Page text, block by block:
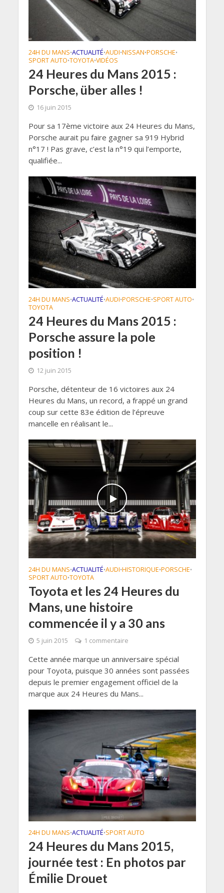
24H DU MANS•ACTUALITÉ•AUDI•NISSAN•PORSCHE•
SPORT AUTO•TOYOTA•VIDÉOS
24 Heures du Mans 2015 :
Porsche, über alles !
16 juin 2015
Pour sa 17ème victoire aux 24 Heures du Mans,
Porsche aurait pu faire gagner sa 919 Hybrid
n°17 ! Pas grave, c’est la n°19 qui l’emporte,
qualifiée...
24H DU MANS•ACTUALITÉ•AUDI•PORSCHE•SPORT AUTO•
TOYOTA
24 Heures du Mans 2015 :
Porsche assure la pole
position !
12 juin 2015
Porsche, détenteur de 16 victoires aux 24
Heures du Mans, un record, a frappé un grand
coup sur cette 83e édition de l’épreuve
mancelle en réalisant le...
24H DU MANS•ACTUALITÉ•AUDI•HISTORIQUE•PORSCHE•
SPORT AUTO•TOYOTA
Toyota et les 24 Heures du
Mans, une histoire
commencée il y a 30 ans
5 juin 2015 1 commentaire
Cette année marque un anniversaire spécial
pour Toyota, puisque 30 années sont passées
depuis le premier engagement officiel de la
marque aux 24 Heures du Mans...
24H DU MANS•ACTUALITÉ•SPORT AUTO
24 Heures du Mans 2015,
journée test : En photos par
Émilie Drouet